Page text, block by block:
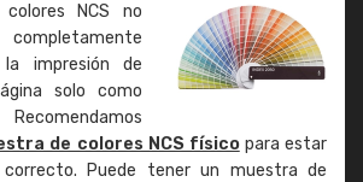
colores NCS no
impresión de
solo como
de colores NCS físicopara estar
Puede tener un muestra de